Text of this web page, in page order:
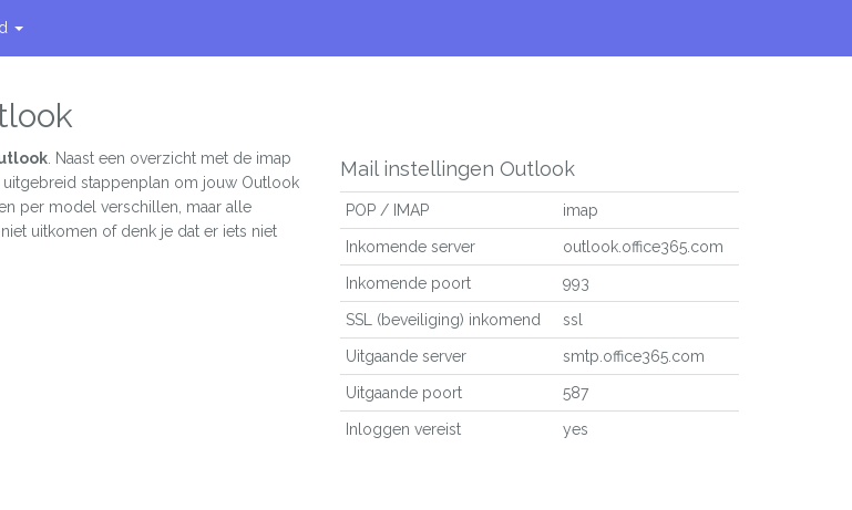
. Naast een overzicht met de imap
stappenplan om jouw Outlook
per model verschillen, maar alle
uitkomen of denk je dat er iets niet
Mail instellingen Outlook
POP / IMAP imap
Inkomende server outlook.office365.com
Inkomende poort 993
SSL (beveiliging) inkomend ssl
Uitgaande server smtp.office365.com
Uitgaande poort 587
Inloggen vereist yes